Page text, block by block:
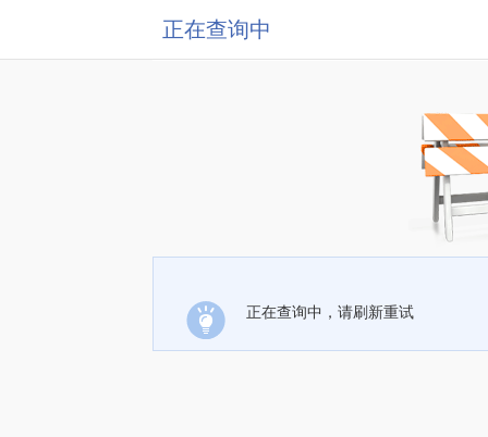
正在查询中
正在查询中，请刷新重试